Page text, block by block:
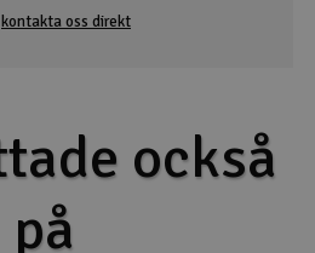
kontakta oss direkt
också
på